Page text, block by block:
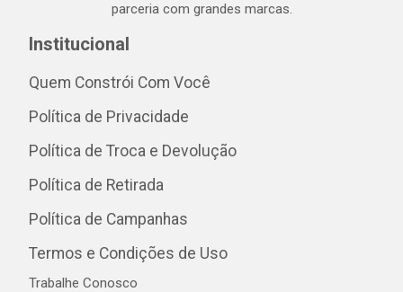
parceria com grandes marcas.
Institucional
Quem Constrói Com Você
Política de Privacidade
Política de Troca e Devolução
Política de Retirada
Política de Campanhas
Termos e Condições de Uso
Trabalhe Conosco